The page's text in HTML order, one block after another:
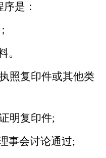
是：
。
照复印件或其他类
明复印件;
事会讨论通过;